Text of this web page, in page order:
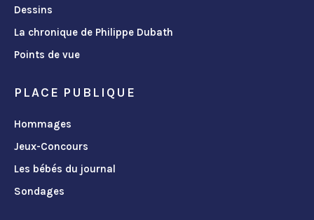
Dessins
La chronique de Philippe Dubath
Points de vue
PLACE PUBLIQUE
Hommages
Jeux-Concours
Les bébés du journal
Sondages